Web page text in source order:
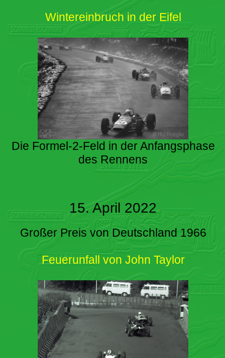
Wintereinbruch in der Eifel
Die Formel-2-Feld in der Anfangsphase
des Rennens
15. April 2022
Großer Preis von Deutschland 1966
Feuerunfall von John Taylor